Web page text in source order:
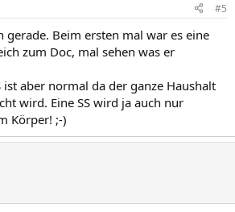
#5
gerade. Beim ersten mal war es eine
zum Doc, mal sehen was er
aber normal da der ganze Haushalt
wird. Eine SS wird ja auch nur
Körper! ;-)